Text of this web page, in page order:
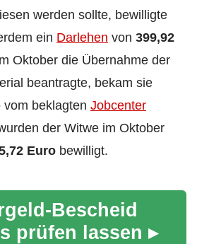
werden sollte, bewilligte
ein Darlehen von 399,92
Oktober die Übernahme der
beantragte, bekam sie
vom beklagten Jobcenter
der Witwe im Oktober
Euro bewilligt.
Bescheid
prüfen lassen ▸